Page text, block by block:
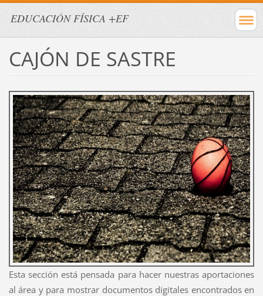
EDUCACIÓN FÍSICA +EF
CAJÓN DE SASTRE
Esta sección está pensada para hacer nuestras aportaciones
al área y para mostrar documentos digitales encontrados en